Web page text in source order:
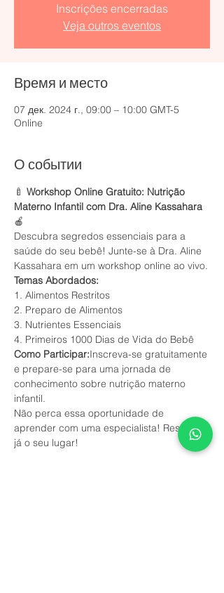
Inscrições encerradas
Veja outros eventos
Время и место
07 дек. 2024 г., 09:00 – 10:00 GMT-5
Online
О событии
🍼 Workshop Online Gratuito: Nutrição
Materno Infantil com Dra. Aline Kassahara
🍎
Descubra segredos essenciais para a
saúde do seu bebê! Junte-se à Dra. Aline
Kassahara em um workshop online ao vivo.
Temas Abordados:
1. Alimentos Restritos
2. Preparo de Alimentos
3. Nutrientes Essenciais
4. Primeiros 1000 Dias de Vida do Bebê
Como Participar:Inscreva-se gratuitamente
e prepare-se para uma jornada de
conhecimento sobre nutrição materno
infantil.
Não perca essa oportunidade de
aprender com uma especialista! Reserve
já o seu lugar!